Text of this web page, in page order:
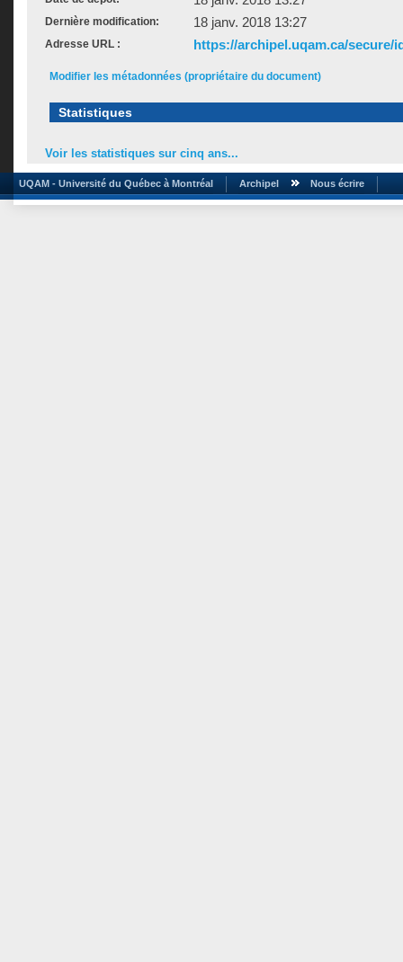
Dernière modification: 18 janv. 2018 13:27
Adresse URL : https://archipel.uqam.ca/secure/
Modifier les métadonnées (propriétaire du document)
Statistiques
Voir les statistiques sur cinq ans...
UQAM - Université du Québec à Montréal Archipel Nous écrire